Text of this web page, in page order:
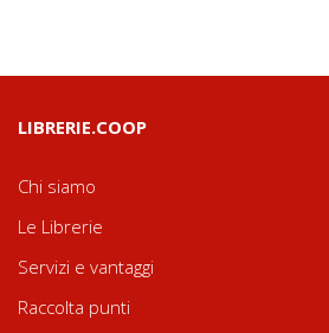
LIBRERIE.COOP
Chi siamo
Le Librerie
Servizi e vantaggi
Raccolta punti